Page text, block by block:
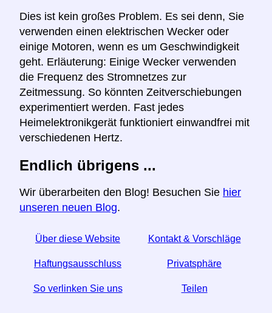
Dies ist kein großes Problem. Es sei denn, Sie
verwenden einen elektrischen Wecker oder
einige Motoren, wenn es um Geschwindigkeit
geht. Erläuterung: Einige Wecker verwenden
die Frequenz des Stromnetzes zur
Zeitmessung. So könnten Zeitverschiebungen
experimentiert werden. Fast jedes
Heimelektronikgerät funktioniert einwandfrei mit
verschiedenen Hertz.
Endlich übrigens ...
Wir überarbeiten den Blog! Besuchen Sie hier
unseren neuen Blog.
Über diese Website Kontakt & Vorschläge
Haftungsausschluss Privatsphäre
So verlinken Sie uns Teilen